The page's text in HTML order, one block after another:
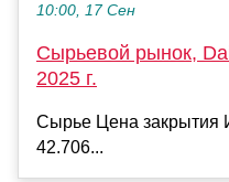
10:00, 17 Сен
Сырьевой рынок,
2025 г.
Сырье Цена закрытия
42.706...